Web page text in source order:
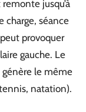
remonte jusqu’à
charge, séance
provoquer
gauche. Le
génère le même
natation).